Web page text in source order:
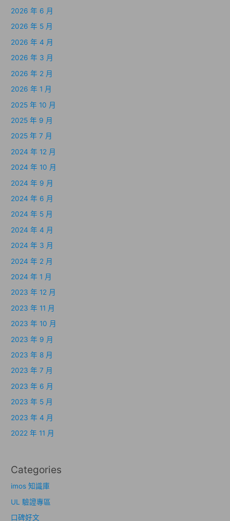
2026 年 6 月
2026 年 5 月
2026 年 4 月
2026 年 3 月
2026 年 2 月
2026 年 1 月
2025 年 10 月
2025 年 9 月
2025 年 7 月
2024 年 12 月
2024 年 10 月
2024 年 9 月
2024 年 6 月
2024 年 5 月
2024 年 4 月
2024 年 3 月
2024 年 2 月
2024 年 1 月
2023 年 12 月
2023 年 11 月
2023 年 10 月
2023 年 9 月
2023 年 8 月
2023 年 7 月
2023 年 6 月
2023 年 5 月
2023 年 4 月
2022 年 11 月
Categories
imos 知識庫
UL 驗證專區
口碑好文